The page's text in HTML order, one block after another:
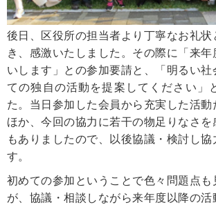
後日、区役所の担当者より丁寧なお礼
き、感激いたしました。その際に「来
いします」との参加要請と、「明るい社
ての独自の活動を提案してください」
た。当日参加した会員から充実した活
ほか、今回の協力に若干の物足りなさを
もありましたので、以後協議・検討し協
す。
初めての参加ということで色々問題点も
が、協議・相談しながら来年度以降の活